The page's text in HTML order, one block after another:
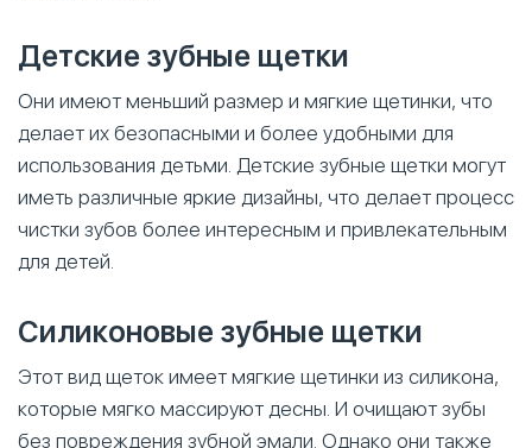
Детские зубные щетки
Они имеют меньший размер и мягкие щетинки, что
делает их безопасными и более удобными для
использования детьми. Детские зубные щетки могут
иметь различные яркие дизайны, что делает процесс
чистки зубов более интересным и привлекательным
для детей.
Силиконовые зубные щетки
Этот вид щеток имеет мягкие щетинки из силикона,
которые мягко массируют десны. И очищают зубы
без повреждения зубной эмали. Однако они также